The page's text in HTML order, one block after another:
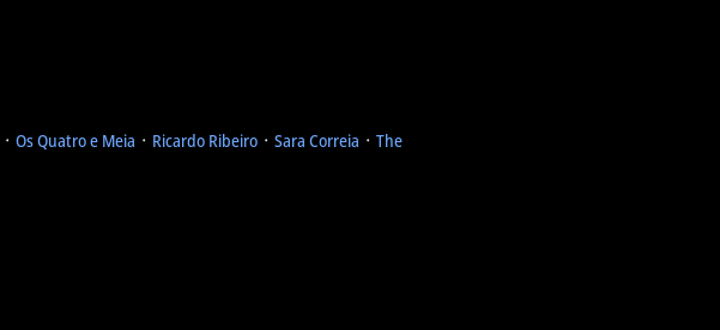
᛫ Os Quatro e Meia ᛫ Ricardo Ribeiro ᛫ Sara Correia ᛫ The